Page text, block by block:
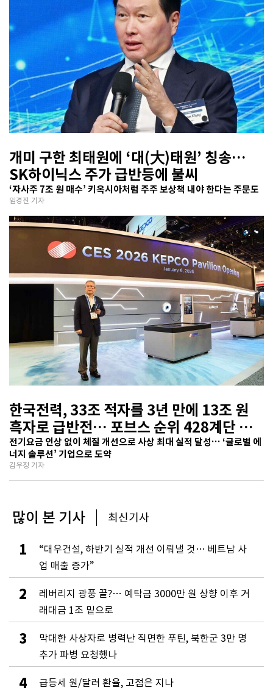
개미 구한 최태원에 ‘대(大)태원’ 칭송…
SK하이닉스 주가 급반등에 불씨
‘자사주 7조 원 매수’ 키옥시아처럼 주주 보상책 내야 한다는 주문도
임경진 기자
한국전력, 33조 적자를 3년 만에 13조 원
흑자로 급반전… 포브스 순위 428계단 껑
충
전기요금 인상 없이 체질 개선으로 사상 최대 실적 달성… ‘글로벌 에
너지 솔루션’ 기업으로 도약
김우정 기자
많이 본 기사 최신기사
1
“대우건설, 하반기 실적 개선 이뤄낼 것… 베트남 사
업 매출 증가”
2
레버리지 광풍 끝?… 예탁금 3000만 원 상향 이후 거
래대금 1조 밑으로
3
막대한 사상자로 병력난 직면한 푸틴, 북한군 3만 명
추가 파병 요청했나
4 급등세 원/달러 환율, 고점은 지나